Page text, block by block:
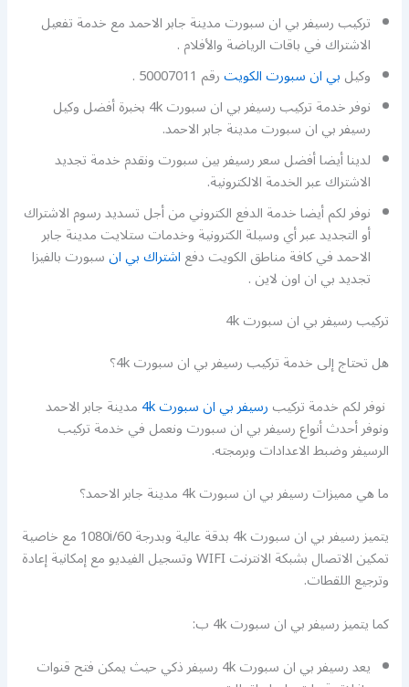
تركيب رسيفر بي ان سبورت مدينة جابر الاحمد مع خدمة تفعيل
الاشتراك في باقات الرياضة والأفلام .
وكيلبي ان سبورت الكويترقم 50007011 .
نوفر خدمة تركيب رسيفر بي ان سبورت 4k بخبرة أفضل وكيل
رسيفر بي ان سبورت مدينة جابر الاحمد.
لدينا أيضا أفضل سعر رسيفر بين سبورت ونقدم خدمة تجديد
الاشتراك عبر الخدمة الالكترونية.
نوفر لكم أيضا خدمة الدفع الكتروني من أجل تسديد رسوم الاشتراك
أو التجديد عبر أي وسيلة الكترونية وخدمات ستلايت مدينة جابر
الاحمد في كافة مناطق الكويت دفعاشتراك بي انسبورت بالفيزا
تجديد بي ان اون لاين .
تركيب رسيفر بي ان سبورت 4k
هل تحتاج إلى خدمة تركيب رسيفر بي ان سبورت 4k؟
نوفر لكم خدمة تركيبرسيفر بي ان سبورت 4k مدينة جابر الاحمد
ونوفر أحدث أنواع رسيفر بي ان سبورت ونعمل في خدمة تركيب
الرسيفر وضبط الاعدادات وبرمجته.
ما هي مميزات رسيفر بي ان سبورت 4k مدينة جابر الاحمد؟
يتميز رسيفر بي ان سبورت 4k بدقة عالية وبدرجة 1080i/60 مع خاصية
تمكين الاتصال بشبكة الانترنت WIFI وتسجيل الفيديو مع إمكانية إعادة
وترجيع اللقطات.
كما يتميز رسيفر بي ان سبورت 4k ب:
يعد رسيفر بي ان سبورت 4k رسيفر ذكي حيث يمكن فتح قنوات